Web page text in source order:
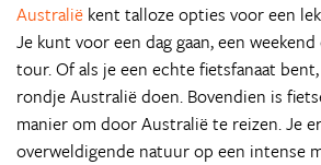
Australië kent talloze opties voor een
Je kunt voor een dag gaan, een
tour. Of als je een echte fietsfanaat
rondje Australië doen. Bovendien is
manier om door Australië te reizen. Je
overweldigende natuur op een intense